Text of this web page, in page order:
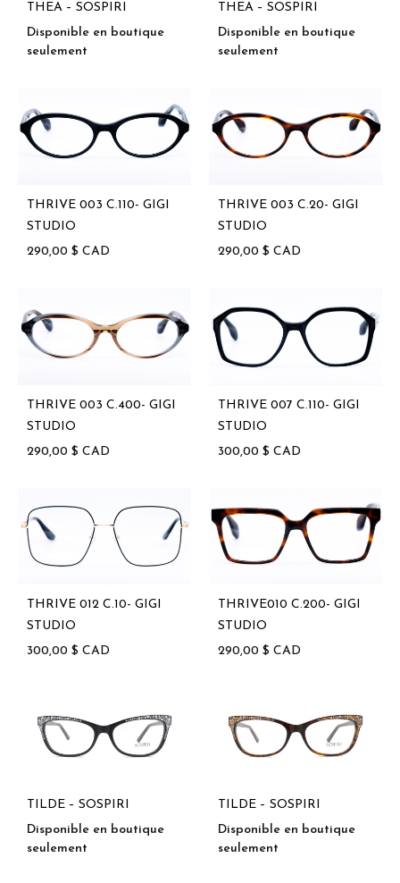
THEA – SOSPIRI
Disponible en boutique
seulement
THEA – SOSPIRI
Disponible en boutique
seulement
THRIVE 003 C.110- GIGI
STUDIO
290,00 $ CAD
THRIVE 003 C.20- GIGI
STUDIO
290,00 $ CAD
THRIVE 003 C.400- GIGI
STUDIO
290,00 $ CAD
THRIVE 007 C.110- GIGI
STUDIO
300,00 $ CAD
THRIVE 012 C.10- GIGI
STUDIO
300,00 $ CAD
THRIVE010 C.200- GIGI
STUDIO
290,00 $ CAD
TILDE – SOSPIRI
Disponible en boutique
seulement
TILDE – SOSPIRI
Disponible en boutique
seulement